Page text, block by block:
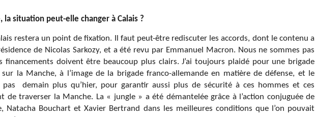
la situation peut-elle changer à Calais ?
restera un point de fixation. Il faut peut-être rediscuter les accords, dont le contenu a
de Nicolas Sarkozy, et a été revu par Emmanuel Macron. Nous ne sommes pas
financements doivent être beaucoup plus clairs. J’ai toujours plaidé pour une brigade
la Manche, à l’image de la brigade franco-allemande en matière de défense, et le
pas demain plus qu’hier, pour garantir aussi plus de sécurité à ces hommes et ces
de traverser la Manche. La « jungle » a été démantelée grâce à l’action conjuguée de
Natacha Bouchart et Xavier Bertrand dans les meilleures conditions que l’on pouvait